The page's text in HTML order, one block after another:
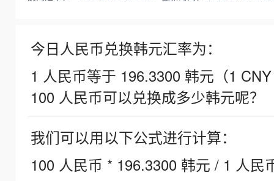
今日人民币兑换韩元汇率为：
1 人民币等于 196.3300 韩元（1
100 人民币可以兑换成多少韩元呢？
我们可以用以下公式进行计算：
100 人民币 * 196.3300 韩元 / 1 人民